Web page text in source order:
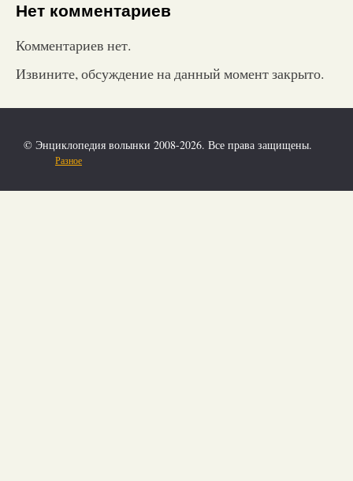
Нет комментариев
Комментариев нет.
Извините, обсуждение на данный момент закрыто.
© Энциклопедия волынки 2008-2026. Все права защищены.
Разное